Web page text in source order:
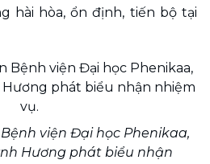
hài hòa, ổn định, tiến bộ tại
viện Đại học Phenikaa,
Hương phát biểu nhận